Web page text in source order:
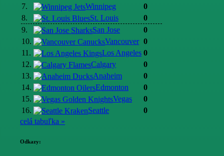
7.
Winnipeg
0
8.
St. Louis
0
9.
San Jose
0
10.
Vancouver 0
11.
Los Angeles 0
12.
Calgary
0
13.
Anaheim
0
14.
Edmonton
0
15.
Vegas
0
16.
Seattle
0
celá tabuľka »
Odkazy: